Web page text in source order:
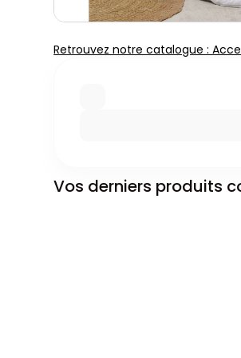
Retrouvez notre catalogue :
Vos derniers produits